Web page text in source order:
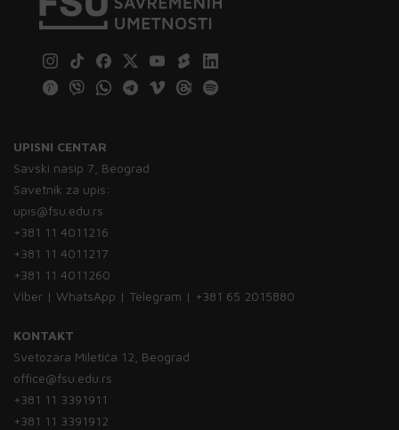
UPISNI CENTAR
Savski nasip 7, Beograd
Savetnik za upis:
upis@fsu.edu.rs
+381 11 4011216
+381 11 4011217
+381 11 4011260
Viber | WhatsApp | Telegram | +381 65 2015880
KONTAKT
Svetozara Miletića 12, Beograd
office@fsu.edu.rs
+381 11 3391911
+381 11 3391912